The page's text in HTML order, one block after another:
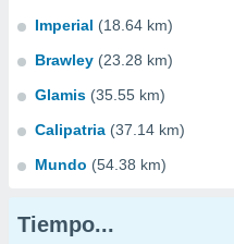
Imperial (18.64 km)
Brawley (23.28 km)
Glamis (35.55 km)
Calipatria (37.14 km)
Mundo (54.38 km)
Tiempo...